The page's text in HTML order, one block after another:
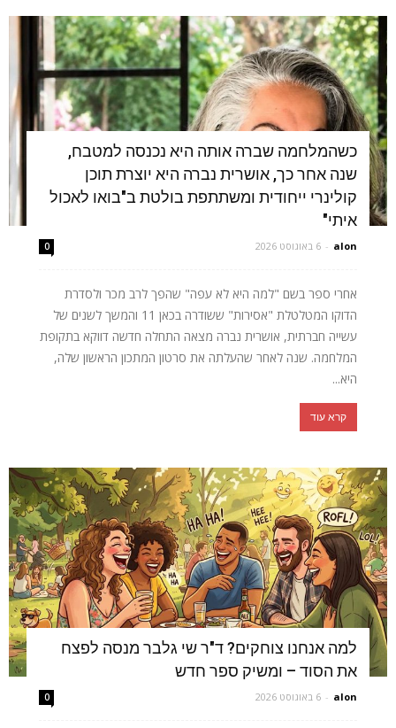
כשהמלחמה שברה אותה היא נכנסה למטבח,
שנה אחר כך, אושרית נברה היא יוצרת תוכן
קולינרי ייחודית ומשתתפת בולטת ב"בואו לאכול
איתי"
alon
- 6 באוגוסט 2026 0
אחרי ספר בשם "למה היא לא עפה" שהפך לרב מכר ולסדרת
הדוקו המטלטלת "אסירות" ששודרה בכאן 11 והמשך לשנים של
עשייה חברתית, אושרית נברה מצאה התחלה חדשה דווקא בתקופת
המלחמה. שנה לאחר שהעלתה את סרטון המתכון הראשון שלה,
היא...
קרא עוד
למה אנחנו צוחקים? ד"ר שי גלבר מנסה לפצח
את הסוד – ומשיק ספר חדש
alon
- 6 באוגוסט 2026 0